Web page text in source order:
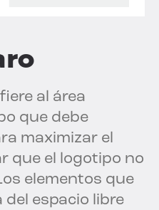
al área
que debe
maximizar el
que el logotipo no
elementos que
espacio libre